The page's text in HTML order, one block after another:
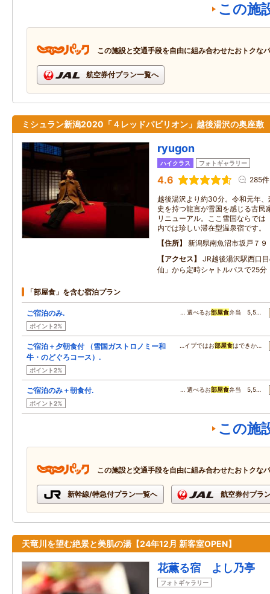
この施
この施設と交通手段を自由に組み合わせたおトクな
航空券付プラン一覧へ
ミシュラン新潟2020「４レッドパビリオン」越後湯沢の奥座敷
ryugon
ハイクラス フォトギャラリー
4.6 285件
越後湯沢より約30分。令和元年
史を持つ龍言が雪国を感じる古
リニューアル。ここ雪国ならでは
内では珍しい滞在型温泉宿です。
住所
新潟県南魚沼市坂戸７９
アクセス
JR越後湯沢駅西口
仙」から定時シャトルバスで25分
「部屋食」を含む宿泊プラン
ご宿泊のみ.
ポイント2%
… 選べるお部屋食弁当 5,5…
ご宿泊＋夕朝食付 （雪国ガストロノミー和
牛・のどぐろコース）.
ポイント2%
…イプではお部屋食はできか…
ご宿泊のみ＋朝食付.
ポイント2%
… 選べるお部屋食弁当 5,5…
この施
この施設と交通手段を自由に組み合わせたおトクな
新幹線/特急付プラン一覧へ 航空券付プラ
天竜川を望む絶景と美肌の湯【24年12月 新客室OPEN】
花薫る宿 よし乃亭
フォトギャラリー